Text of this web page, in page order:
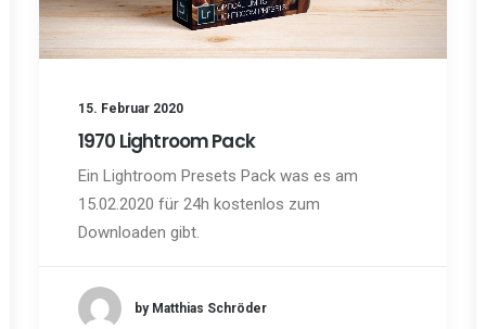
15. Februar 2020
1970 Lightroom Pack
Ein Lightroom Presets Pack was es am
15.02.2020 für 24h kostenlos zum
Downloaden gibt.
by Matthias Schröder